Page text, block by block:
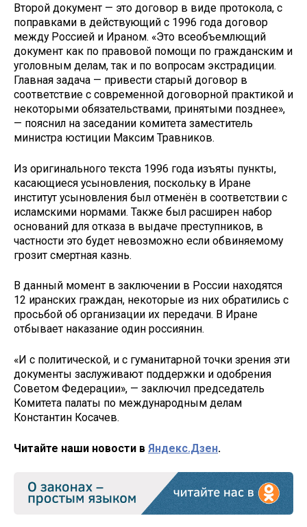
Второй документ — это договор в виде протокола, с
поправками в действующий с 1996 года договор
между Россией и Ираном. «Это всеобъемлющий
документ как по правовой помощи по гражданским и
уголовным делам, так и по вопросам экстрадиции.
Главная задача — привести старый договор в
соответствие с современной договорной практикой и
некоторыми обязательствами, принятыми позднее»,
— пояснил на заседании комитета заместитель
министра юстиции Максим Травников.
Из оригинального текста 1996 года изъяты пункты,
касающиеся усыновления, поскольку в Иране
институт усыновления был отменён в соответствии с
исламскими нормами. Также был расширен набор
оснований для отказа в выдаче преступников, в
частности это будет невозможно если обвиняемому
грозит смертная казнь.
В данный момент в заключении в России находятся
12 иранских граждан, некоторые из них обратились с
просьбой об организации их передачи. В Иране
отбывает наказание один россиянин.
«И с политической, и с гуманитарной точки зрения эти
документы заслуживают поддержки и одобрения
Советом Федерации», — заключил председатель
Комитета палаты по международным делам
Константин Косачев.
Читайте наши новости в Яндекс.Дзен.